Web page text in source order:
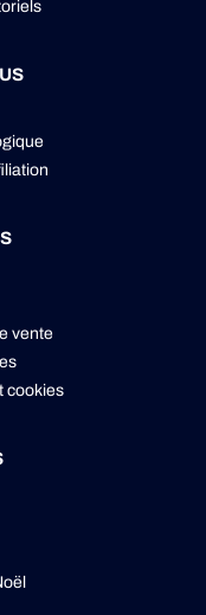
vente
cookies